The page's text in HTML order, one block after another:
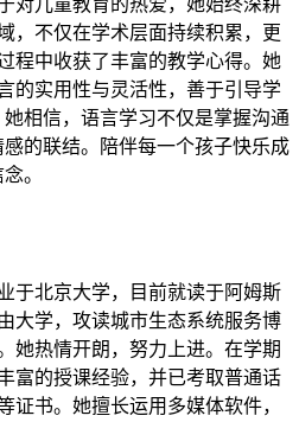
对儿童教育的热爱，她始终深耕
，不仅在学术层面持续积累，更
程中收获了丰富的教学心得。她
的实用性与灵活性，善于引导学
相信，语言学习不仅是掌握沟通
的联结。陪伴每一个孩子快乐成
。
于北京大学，目前就读于阿姆斯
大学，攻读城市生态系统服务博
她热情开朗，努力上进。在学期
富的授课经验，并已考取普通话
证书。她擅长运用多媒体软件，